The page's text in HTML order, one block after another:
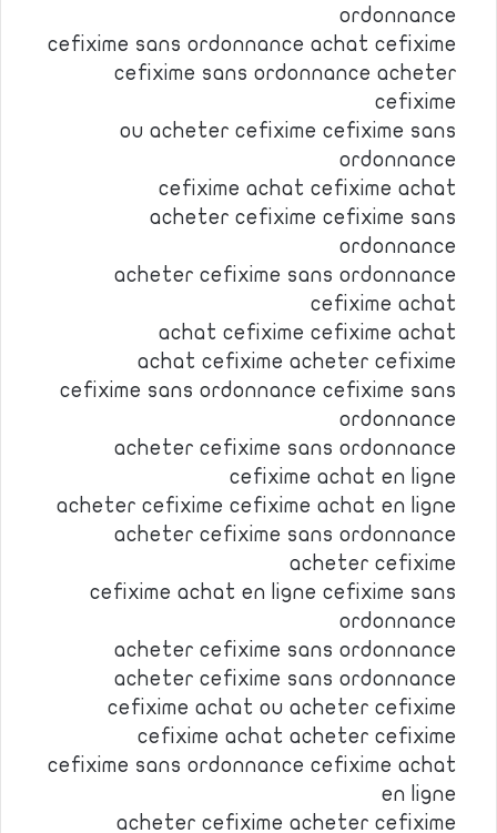
ordonnance
cefixime sans ordonnance achat cefixime
cefixime sans ordonnance acheter
cefixime
ou acheter cefixime cefixime sans
ordonnance
cefixime achat cefixime achat
acheter cefixime cefixime sans
ordonnance
acheter cefixime sans ordonnance
cefixime achat
achat cefixime cefixime achat
achat cefixime acheter cefixime
cefixime sans ordonnance cefixime sans
ordonnance
acheter cefixime sans ordonnance
cefixime achat en ligne
acheter cefixime cefixime achat en ligne
acheter cefixime sans ordonnance
acheter cefixime
cefixime achat en ligne cefixime sans
ordonnance
acheter cefixime sans ordonnance
acheter cefixime sans ordonnance
cefixime achat ou acheter cefixime
cefixime achat acheter cefixime
cefixime sans ordonnance cefixime achat
en ligne
acheter cefixime acheter cefixime